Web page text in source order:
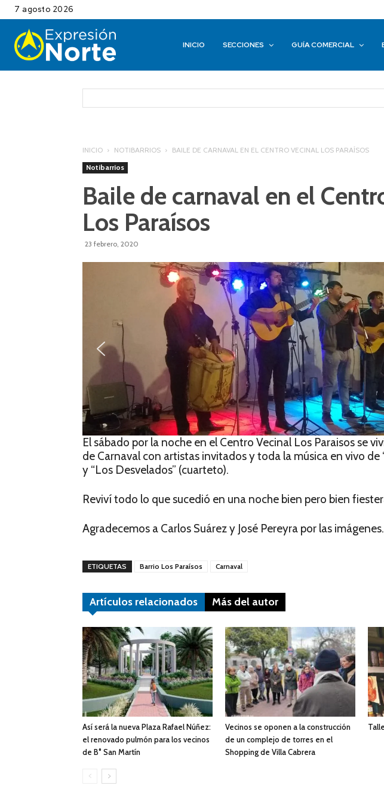
7 agosto 2026
INICIO SECCIONES GUÍA COMERCIAL
INICIO NOTIBARRIOS
BAILE DE CARNAVAL EN EL CENTRO VECINAL LOS PARAÍSOS
Notibarrios
Baile de carnaval en el
Los Paraísos
23 febrero, 2020
El sábado por la noche en el Centro Vecinal Los Paraisos se
de Carnaval con artistas invitados y toda la música en vivo de
y “Los Desvelados” (cuarteto).
Reviví todo lo que sucedió en una noche bien pero bien
Agradecemos a Carlos Suárez y José Pereyra por las imágenes.
ETIQUETAS Barrio Los Paraísos Carnaval
Artículos relacionados Más del autor
Así será la nueva Plaza Rafael Núñez:
el renovado pulmón para los vecinos
de B° San Martín
Vecinos se oponen a la construcción
de un complejo de torres en el
Shopping de Villa Cabrera